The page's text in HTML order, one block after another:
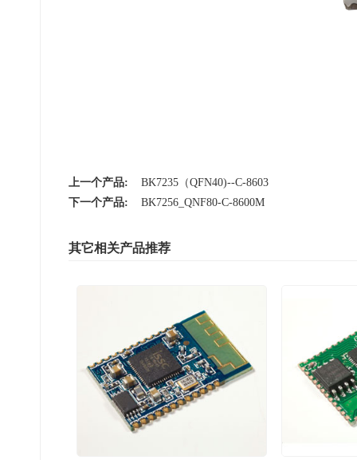
上一个产品:
BK7235（QFN40)--C-8603
下一个产品:
BK7256_QNF80-C-8600M
其它相关产品推荐